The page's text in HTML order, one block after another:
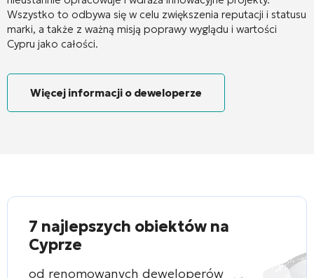
Wszystko to odbywa się w celu zwiększenia reputacji i statusu
marki, a także z ważną misją poprawy wyglądu i wartości
Cypru jako całości.
Więcej informacji o deweloperze
7 najlepszych obiektów na
Cyprze
od renomowanych deweloperów